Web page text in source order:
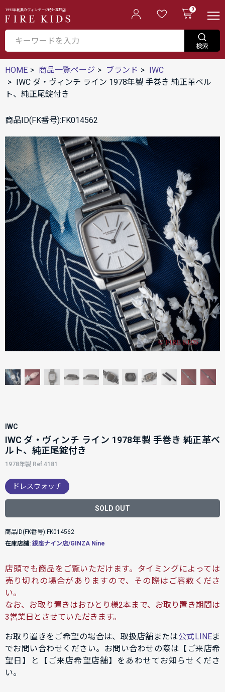
1995年創業のヴィンテージ時計専門店 0
HOME 商品一覧ページ ブランド
IWC
IWC ダ・ヴィンチ ライン 1978年製 手巻き 純正革ベル
ト、純正尾錠付き
商品ID(FK番号):FK014562
IWC
IWC ダ・ヴィンチ ライン 1978年製 手巻き 純正革ベ
ルト、純正尾錠付き
1978年製 Ref.4181
ドレスウォッチ
SOLD OUT
商品ID(FK番号):FK014562
在庫店舗: 銀座ナイン店/GINZA Nine
店頭でも商品をご覧いただけます。タイミングによっては
売り切れの場合がありますので、その際はご容赦くださ
い。
なお、お取り置きはおひとり様2本まで、お取り置き期間は
3営業日とさせていただきます。
お取り置きをご希望の場合は、取扱店舗または公式LINEま
でお問い合わせください。お問い合わせの際は【ご来店希
望日】と【ご来店希望店舗】をあわせてお知らせくださ
い。